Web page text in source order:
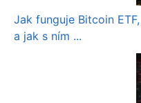
Jak funguje Bitcoin
a jak s ním ...